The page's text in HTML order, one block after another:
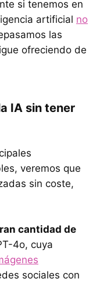
si tenemos en
artificial no
las
ofreciendo de
IA sin tener
veremos que
sin coste,
cantidad de
4o, cuya
sociales con